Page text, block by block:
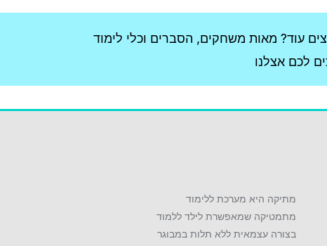
מתיקה היא מערכת ללימוד
מתמטיקה שמאפשרת לילד ללמוד
בצורה עצמאית ללא תלות במבוגר